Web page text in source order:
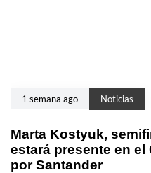
1 semana ago Noticias
Marta Kostyuk,
estará presente en el
por Santander